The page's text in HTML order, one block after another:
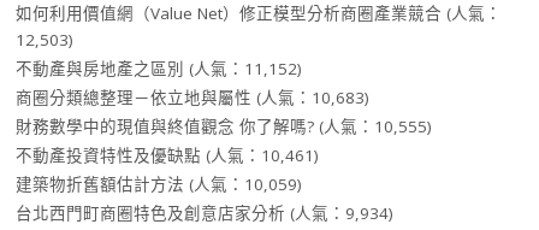
如何利用價值網（Value Net）修正模型分析商圈產業競合 (人氣：
12,503)
不動產與房地產之區別 (人氣：11,152)
商圈分類總整理－依立地與屬性 (人氣：10,683)
財務數學中的現值與終值觀念 你了解嗎? (人氣：10,555)
不動產投資特性及優缺點 (人氣：10,461)
建築物折舊額估計方法 (人氣：10,059)
台北西門町商圈特色及創意店家分析 (人氣：9,934)